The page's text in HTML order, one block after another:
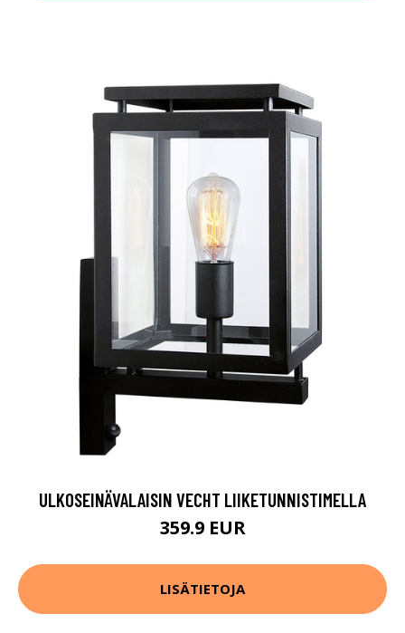
ULKOSEINÄVALAISIN VECHT LIIKETUNNISTIMELLA
359.9 EUR
LISÄTIETOJA